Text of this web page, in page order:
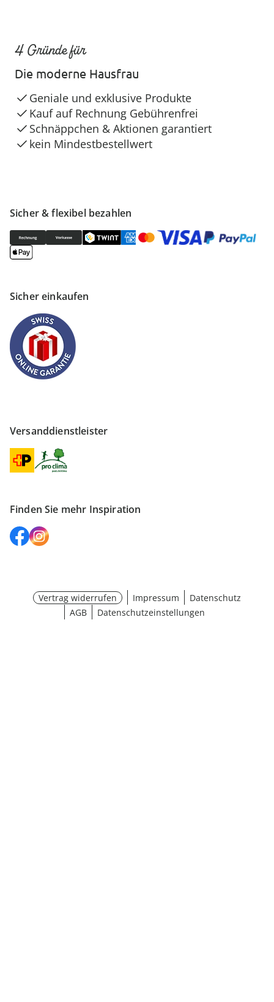
Sicher & flexibel bezahlen
Sicher einkaufen
Versanddienstleister
Finden Sie mehr Inspiration
4 Gründe für
Die moderne Hausfrau
Geniale und exklusive Produkte
Kauf auf Rechnung Gebührenfrei
Schnäppchen & Aktionen garantiert
kein Mindestbestellwert
Vertrag widerrufen Impressum
Datenschutz
AGB
Datenschutzeinstellungen